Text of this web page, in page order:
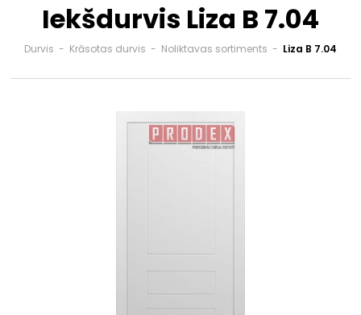
Iekšdurvis Liza B 7.04
Durvis - Krāsotas durvis - Noliktavas sortiments - Liza B 7.04